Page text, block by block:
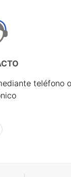
teléfono